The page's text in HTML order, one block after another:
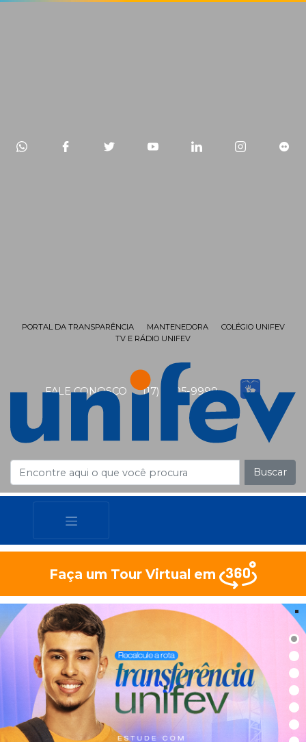
FALE CONOSCO (17) 3405-9999
PORTAL DA TRANSPARÊNCIA MANTENEDORA
COLÉGIO UNIFEV
TV E RÁDIO UNIFEV
Buscar
Faça um Tour Virtual em